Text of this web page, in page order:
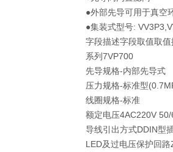
●外部先导可用于真空
●集装式型号:
字段描述字段取值取值
系列7VP700
先导规格-内部先导式
压力规格-标准型
线圈规格-标准
额定电压4AC220V
导线引出方式DDIN型
LED及过电压保护回路